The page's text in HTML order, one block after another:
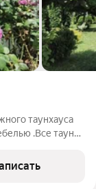
таунхауса
.Все тауны
значительно